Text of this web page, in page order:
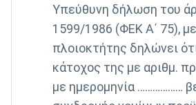
Υπεύθυνη δήλωση του
1599/1986 (ΦΕΚ Α΄ 75),
πλοιοκτήτης δηλώνει
κάτοχος της με αριθμ.
με ημερομηνία ………………